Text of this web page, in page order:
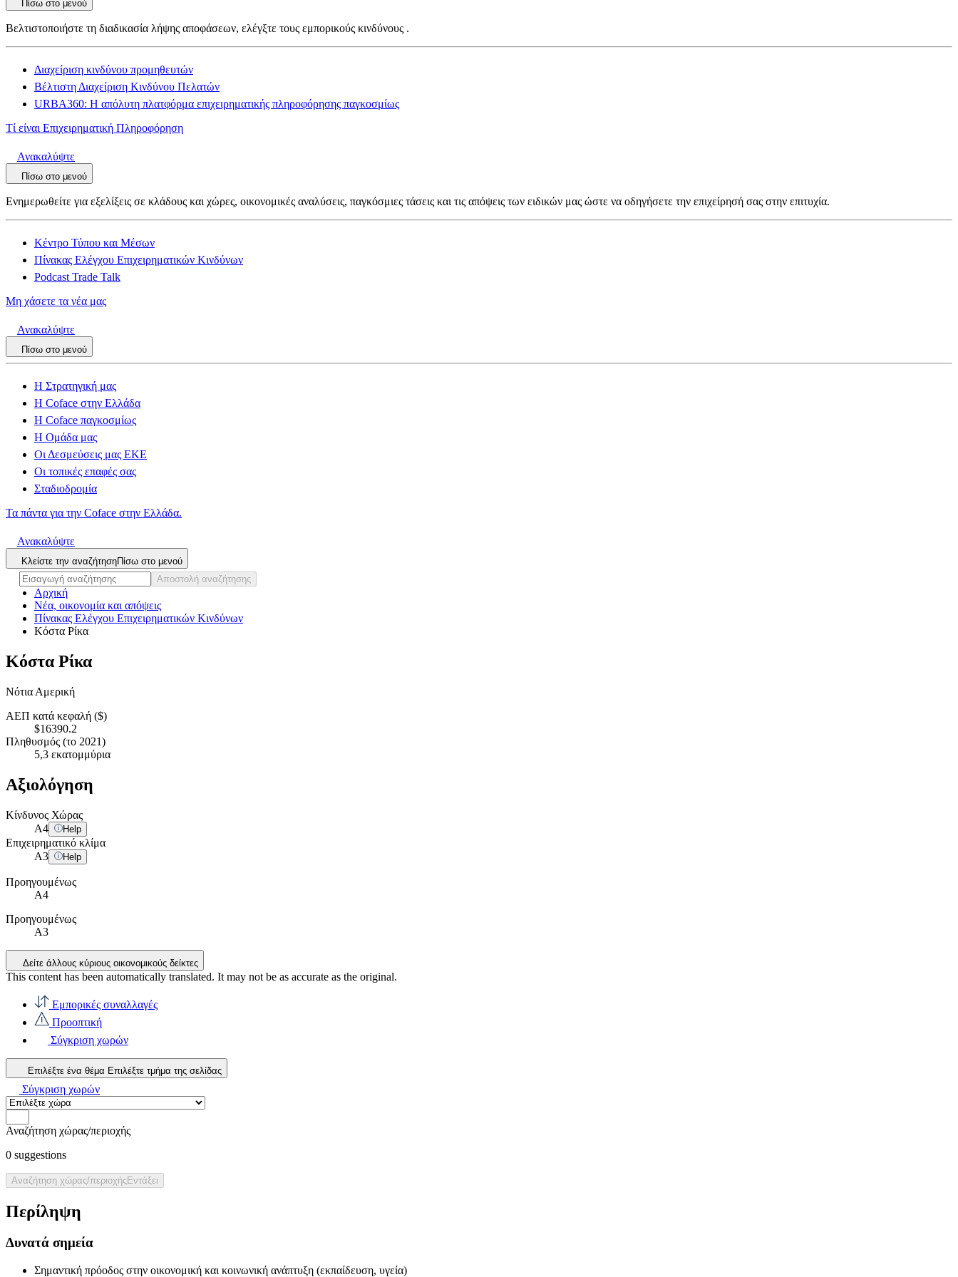
Πίσω στο μενού
Βελτιστοποιήστε τη διαδικασία λήψης αποφάσεων, ελέγξτε τους εμπορικούς κινδύνους .
Διαχείριση κινδύνου προμηθευτών
Βέλτιστη Διαχείριση Κινδύνου Πελατών
URBA360: Η απόλυτη πλατφόρμα επιχειρηματικής πληροφόρησης παγκοσμίως
Τί είναι Επιχειρηματική Πληροφόρηση
Ανακαλύψτε
Πίσω στο μενού
Ενημερωθείτε για εξελίξεις σε κλάδους και χώρες, οικονομικές αναλύσεις, παγκόσμιες τάσεις και τις απόψεις των ειδικών μας ώστε να οδηγήσετε την επιχείρησή σας στην επιτυχία.
Κέντρο Τύπου και Μέσων
Πίνακας Ελέγχου Επιχειρηματικών Κινδύνων
Podcast Trade Talk
Μη χάσετε τα νέα μας
Ανακαλύψτε
Πίσω στο μενού
Η Στρατηγική μας
Η Coface στην Ελλάδα
Η Coface παγκοσμίως
Η Ομάδα μας
Οι Δεσμεύσεις μας ΕΚΕ
Οι τοπικές επαφές σας
Σταδιοδρομία
Τα πάντα για την Coface στην Ελλάδα.
Ανακαλύψτε
Κλείστε την αναζήτησηΠίσω στο μενού
Αποστολή αναζήτησης
Αρχική
Νέα, οικονομία και απόψεις
Πίνακας Ελέγχου Επιχειρηματικών Κινδύνων
Κόστα Ρίκα
Κόστα Ρίκα
Νότια Αμερική
ΑΕΠ κατά κεφαλή ($)
$16390.2
Πληθυσμός (το 2021)
5,3 εκατομμύρια
Αξιολόγηση
Κίνδυνος Χώρας
A4 Help
Επιχειρηματικό κλίμα
A3 Help
Προηγουμένως
A4
Προηγουμένως
A3
Δείτε άλλους κύριους οικονομικούς δείκτες
This content has been automatically translated. It may not be as accurate as the original.
Εμπορικές συναλλαγές
Προοπτική
Σύγκριση χωρών
Επιλέξτε ένα θέμα Επιλέξτε τμήμα της σελίδας
Σύγκριση χωρών
Αναζήτηση χώρας/περιοχής
0 suggestions
Αναζήτηση χώρας/περιοχήςΕντάξει
Περίληψη
Δυνατά σημεία
Σημαντική πρόοδος στην οικονομική και κοινωνική ανάπτυξη (εκπαίδευση, υγεία)